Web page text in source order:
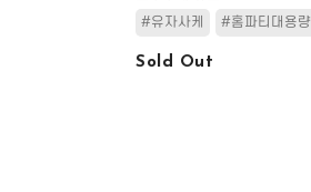
#유자사케 #홈파티대용량
Sold Out